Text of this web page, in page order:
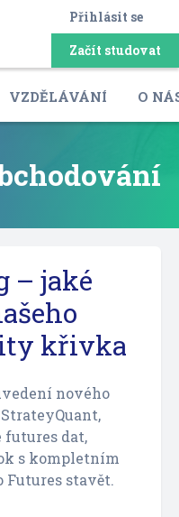
Přihlásit se
Začít studovat
VZDĚLÁVÁNÍ O
– jaké
křivka
nového
dat,
s kompletním
Futures stavět.